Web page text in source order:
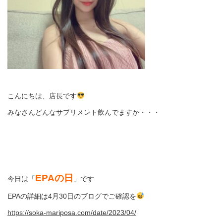
こんにちは、店長です
みなさんどんなサプリメント飲んでますか・・・
今日は「EPAの日 」です
EPAの詳細は4月30日のブログでご確認を
https://soka-mariposa.com/date/2023/04/